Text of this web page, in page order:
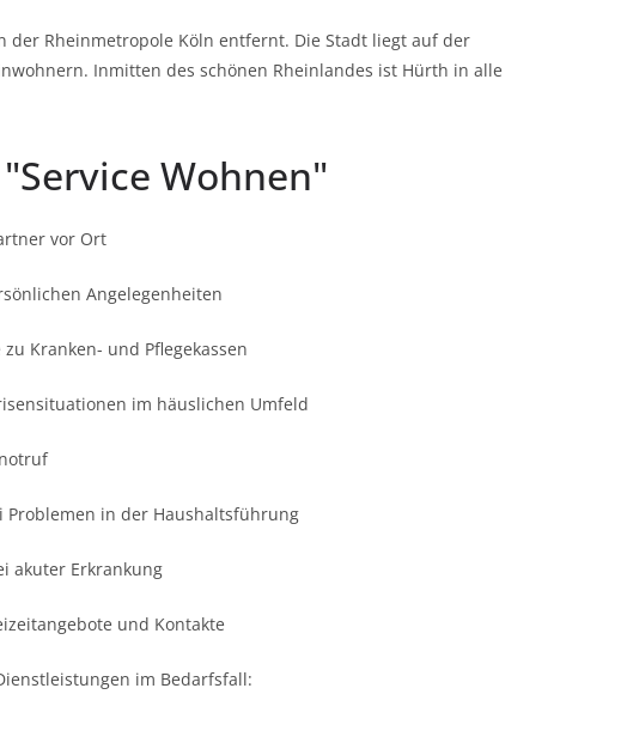
Rheinmetropole Köln entfernt. Die Stadt liegt auf der
Inmitten des schönen Rheinlandes ist Hürth in alle
Wohnen"
vor Ort
Angelegenheiten
Kranken- und Pflegekassen
im häuslichen Umfeld
Problemen in der Haushaltsführung
akuter Erkrankung
und Kontakte
im Bedarfsfall: